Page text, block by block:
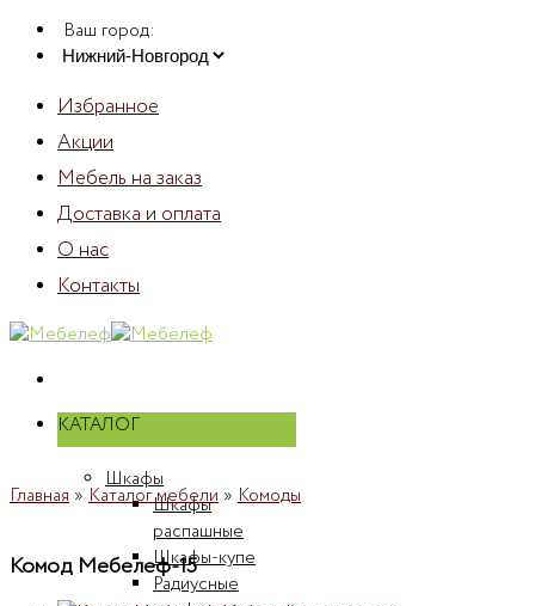
Skip
Ваш город:
Избранное
Акции
Мебель на заказ
Доставка и оплата
О нас
Контакты
КАТАЛОГ
Шкафы
Шкафы
распашные
Шкафы-купе
Радиусные
Главная » Каталог мебели » Комоды
Комод Мебелеф-15